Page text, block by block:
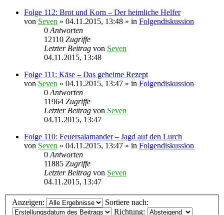
Folge 112: Brot und Korn – Der heimliche Helfer
von Seven » 04.11.2015, 13:48 » in Folgendiskussion
0 Antworten
12110 Zugriffe
Letzter Beitrag von Seven
04.11.2015, 13:48
Folge 111: Käse – Das geheime Rezept
von Seven » 04.11.2015, 13:47 » in Folgendiskussion
0 Antworten
11964 Zugriffe
Letzter Beitrag von Seven
04.11.2015, 13:47
Folge 110: Feuersalamander – Jagd auf den Lurch
von Seven » 04.11.2015, 13:47 » in Folgendiskussion
0 Antworten
11885 Zugriffe
Letzter Beitrag von Seven
04.11.2015, 13:47
Anzeigen:
Sortiere nach:
Richtung: